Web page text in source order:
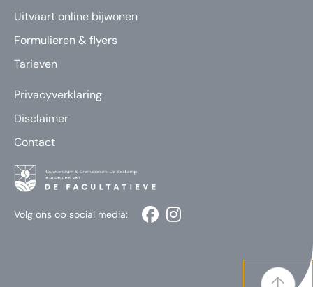
Uitvaart online bijwonen
Formulieren & flyers
Tarieven
Privacyverklaring
Disclaimer
Contact
Volg ons op social media: